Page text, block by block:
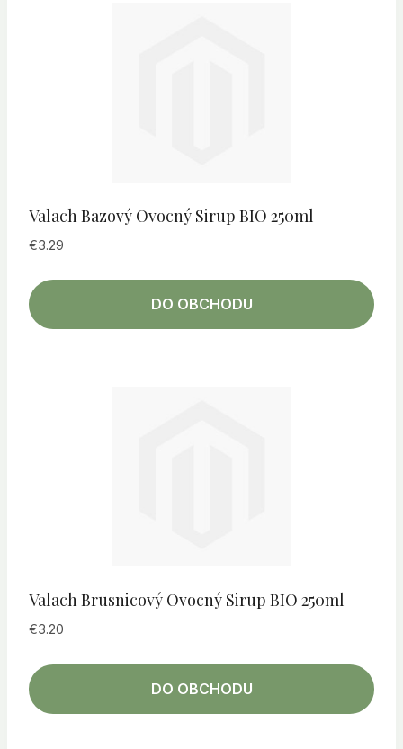
Valach Bazový Ovocný Sirup BIO 250ml
€3.29
DO OBCHODU
Valach Brusnicový Ovocný Sirup BIO 250ml
€3.20
DO OBCHODU